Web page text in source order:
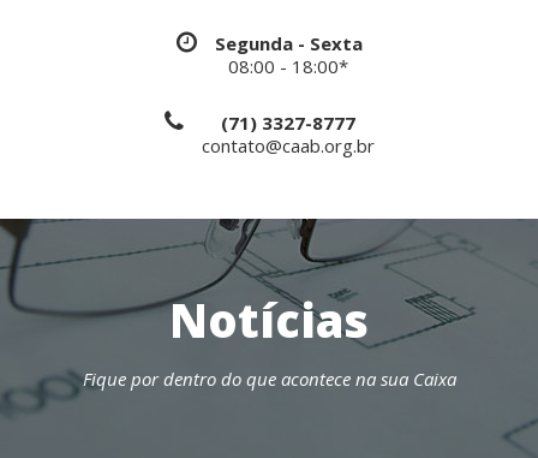
Segunda - Sexta
08:00 - 18:00*
(71) 3327-8777
contato@caab.org.br
Notícias
Fique por dentro do que acontece na sua Caixa